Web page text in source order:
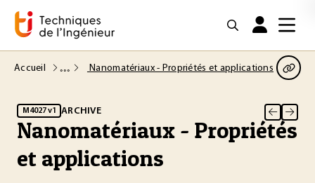
Accueil Nanomatériaux - Propriétés et applications
M4027 v1 ARCHIVE
Nanomatériaux - Propriétés
et applications